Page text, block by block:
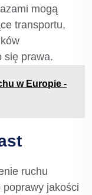
mogą
transportu,
się prawa.
w Europie -
ruchu
jakości